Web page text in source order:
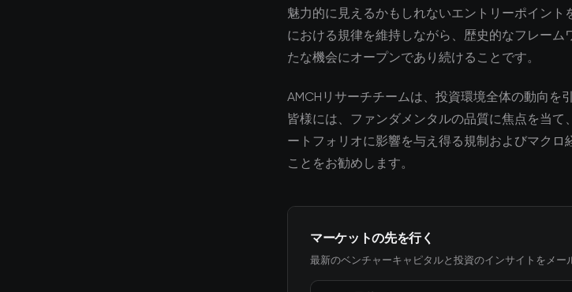
魅力的に見えるかもしれないエントリーポイン
における規律を維持しながら、歴史的なフレー
たな機会にオープンであり続けることです。
AMCHリサーチチームは、投資環境全体の動向を
皆様には、ファンダメンタルの品質に焦点を当
ートフォリオに影響を与え得る規制およびマクロ
ことをお勧めします。
マーケットの先を行く
最新のベンチャーキャピタルと投資のインサイトをメー